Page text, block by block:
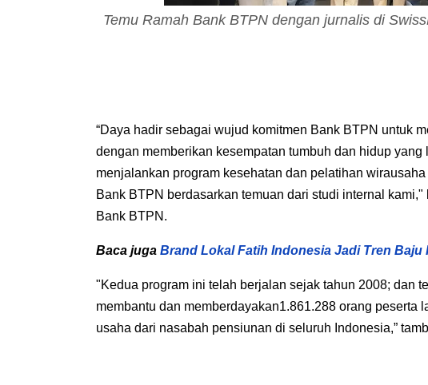
Temu Ramah Bank BTPN dengan jurnalis di
“Daya hadir sebagai wujud komitmen Bank BTPN untuk
dengan memberikan kesempatan tumbuh dan hidup
menjalankan program kesehatan dan pelatihan
Bank BTPN berdasarkan temuan dari studi internal kami,"
Bank BTPN.
Baca juga Brand Lokal Fatih Indonesia Jadi Tren
"Kedua program ini telah berjalan sejak tahun 2008; dan
membantu dan memberdayakan1.861.288 orang peserta
usaha dari nasabah pensiunan di seluruh Indonesia,”